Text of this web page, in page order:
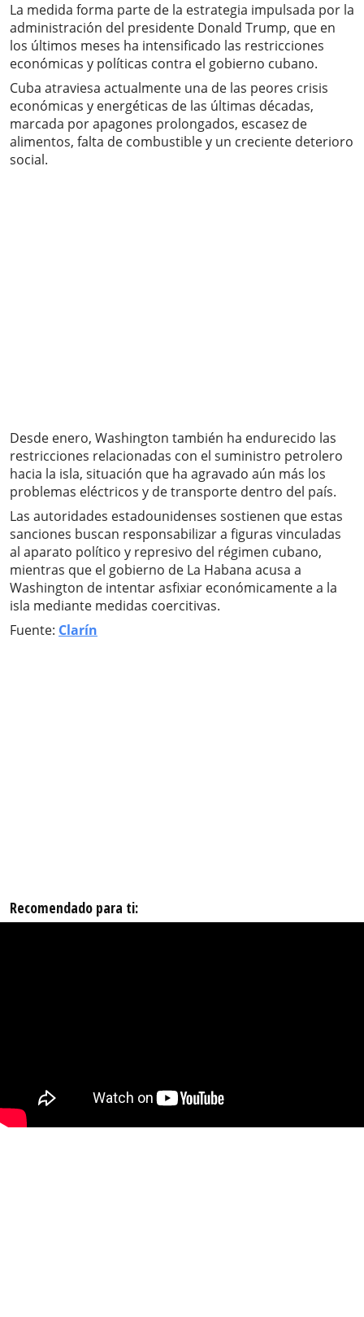
La medida forma parte de la estrategia impulsada por la
administración del presidente Donald Trump, que en
los últimos meses ha intensificado las restricciones
económicas y políticas contra el gobierno cubano.
Cuba atraviesa actualmente una de las peores crisis
económicas y energéticas de las últimas décadas,
marcada por apagones prolongados, escasez de
alimentos, falta de combustible y un creciente deterioro
social.
Desde enero, Washington también ha endurecido las
restricciones relacionadas con el suministro petrolero
hacia la isla, situación que ha agravado aún más los
problemas eléctricos y de transporte dentro del país.
Las autoridades estadounidenses sostienen que estas
sanciones buscan responsabilizar a figuras vinculadas
al aparato político y represivo del régimen cubano,
mientras que el gobierno de La Habana acusa a
Washington de intentar asfixiar económicamente a la
isla mediante medidas coercitivas.
Fuente: Clarín
Recomendado para ti: